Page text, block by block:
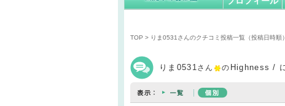
TOP > りま0531さんのクチコミ投稿一覧（投稿日時順）
りま0531さん の Highness /